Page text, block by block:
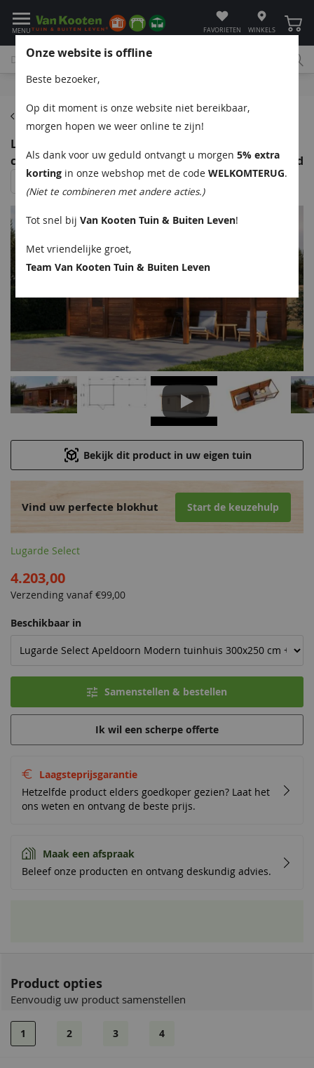
MENU FAVORIETEN WINKELS
Bel
Home
Lugarde Select Apeldoorn Modern tuinhuis 300x250
cm + overkapping 400 cm 28 mm vuren bruin geolied
Play
Bekijk dit product in uw eigen tuin
Vind uw perfecte blokhut Start de keuzehulp
Lugarde Select
4.203,00
Verzending vanaf €99,00
Beschikbaar in
Laagsteprijsgarantie
Hetzelfde product elders goedkoper gezien? Laat het
ons weten en ontvang de beste prijs.
Maak een afspraak
Beleef onze producten en ontvang deskundig advies.
Samenstellen & bestellen
Ik wil een scherpe offerte
Product opties
Eenvoudig uw product samenstellen
1 2 3 4
Onze website is offline
Beste bezoeker,
Op dit moment is onze website niet bereikbaar,
morgen hopen we weer online te zijn!
Als dank voor uw geduld ontvangt u morgen5% extra
korting in onze webshop met de codeWELKOMTERUG.
(Niet te combineren met andere acties.)
Tot snel bijVan Kooten Tuin & Buiten Leven!
Met vriendelijke groet,
Team Van Kooten Tuin & Buiten Leven